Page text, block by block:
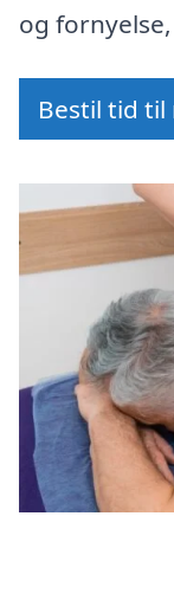
og
Bestil tid til